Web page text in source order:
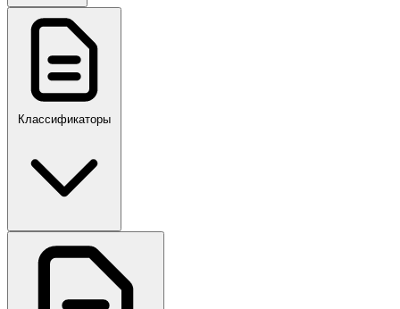
ГОСТ, ГОСТ Р, ПНСТ
ПР,Р,ПМГ,РМГ
Классификаторы